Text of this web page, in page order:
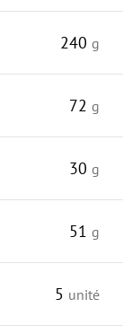
240 g
72 g
30 g
51 g
5 unité